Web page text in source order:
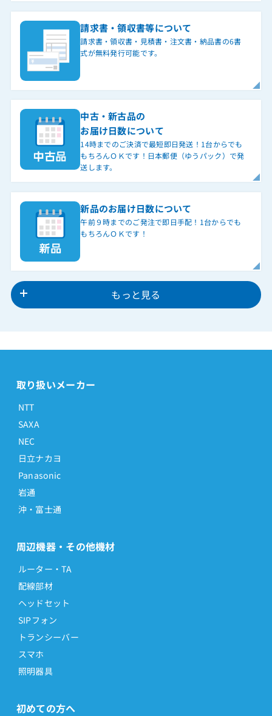
請求書・領収書等について
請求書・領収書・見積書・注文書・納品書の6書
式が無料発行可能です。
中古・新古品の
お届け日数について
14時までのご決済で最短即日発送！1台からでも
もちろんＯＫです！日本郵便（ゆうパック）で発
送します。
新品のお届け日数について
午前９時までのご発注で即日手配！1台からでも
もちろんＯＫです！
もっと見る
取り扱いメーカー
NTT
SAXA
NEC
日立ナカヨ
Panasonic
岩通
沖・富士通
周辺機器・その他機材
ルーター・TA
配線部材
ヘッドセット
SIPフォン
トランシーバー
スマホ
照明器具
初めての方へ